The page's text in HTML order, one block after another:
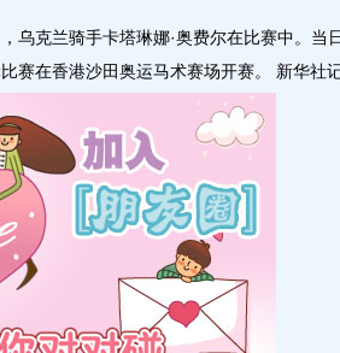
乌克兰骑手卡塔琳娜·奥费尔在比赛中。当
赛在香港沙田奥运马术赛场开赛。 新华社